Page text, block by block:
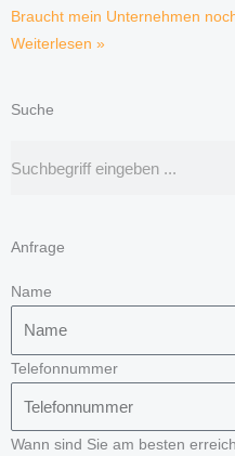
Braucht mein Unternehmen
Weiterlesen »
Suche
Anfrage
Name
Telefonnummer
Wann sind Sie am besten